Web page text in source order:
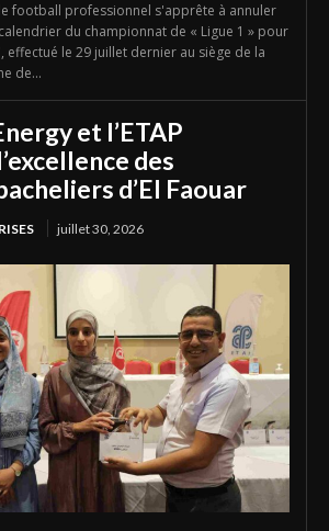
football professionnel s'apprête à annuler
du championnat de « Ligue 1 » pour
effectué le 29 juillet dernier au siège de la
de...
et l’ETAP
des
d’El Faouar
juillet 30, 2026